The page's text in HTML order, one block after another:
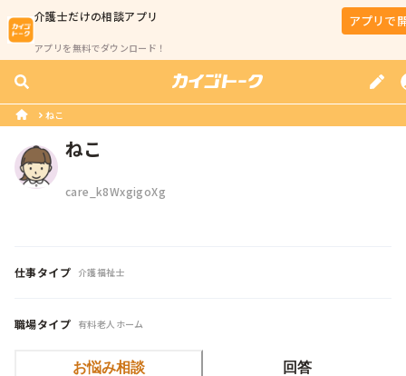
介護士だけの相談アプリ
アプリを無料でダウンロード！
アプリで
ねこ
ねこ
care_k8WxgigoXg
仕事タイプ 介護福祉士
職場タイプ 有料老人ホーム
お悩み相談 回答